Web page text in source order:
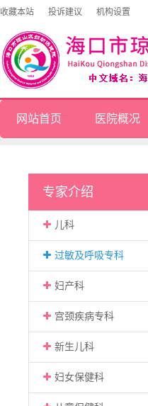
收藏本站 投诉建议 机构设置
网站首页 医院概况
专家介绍
儿科
过敏及呼吸专科
妇产科
宫颈疾病专科
新生儿科
妇女保健科